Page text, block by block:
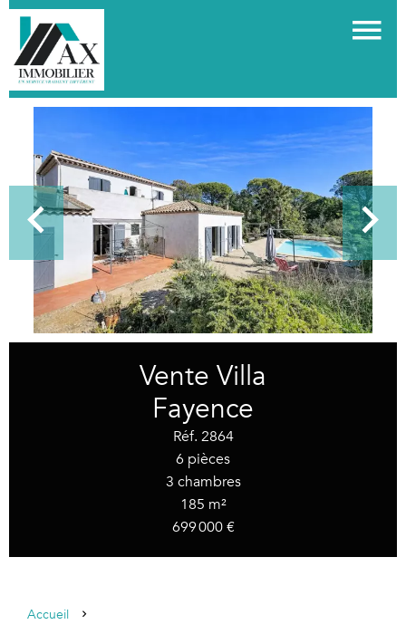
Vente Villa
Fayence
Réf. 2864
6 pièces
3 chambres
185 m²
699 000 €
Accueil